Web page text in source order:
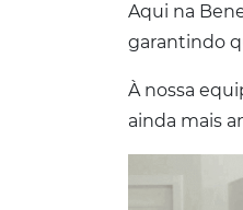
Aqui na
garantindo
À nossa
ainda mais